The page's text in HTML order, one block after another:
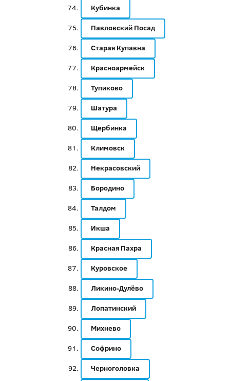
Кубинка
Павловский Посад
Старая Купавна
Красноармейск
Тупиково
Шатура
Щербинка
Климовск
Некрасовский
Бородино
Талдом
Икша
Красная Пахра
Куровское
Ликино-Дулёво
Лопатинский
Михнево
Софрино
Черноголовка